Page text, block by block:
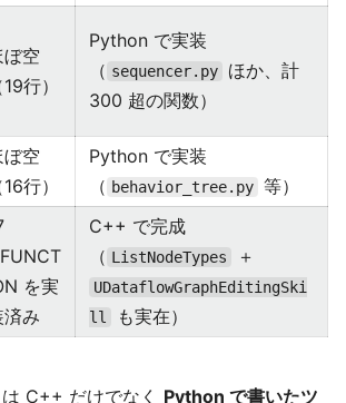
ぼ空
19行）
Python で実装
（ sequencer.py
ほか、計
300 超の関数）
ぼ空
16行）
Python で実装
（ behavior_tree.py 等）
を実
済み
C++ で完成
（ ListNodeTypes ＋
UDataflowGraphEditingSki
ll
も実在）
C++ だけでなく Python で書いたツ